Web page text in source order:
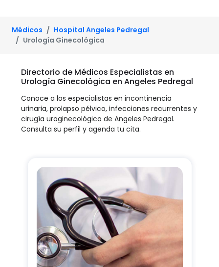
Médicos
Hospital Angeles Pedregal
Urología Ginecológica
Directorio de Médicos Especialistas en
Urología Ginecológica en Angeles Pedregal
Conoce a los especialistas en incontinencia
urinaria, prolapso pélvico, infecciones recurrentes y
cirugía uroginecológica de Angeles Pedregal.
Consulta su perfil y agenda tu cita.